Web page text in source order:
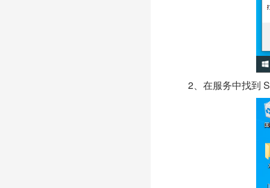
2、在服务中找到